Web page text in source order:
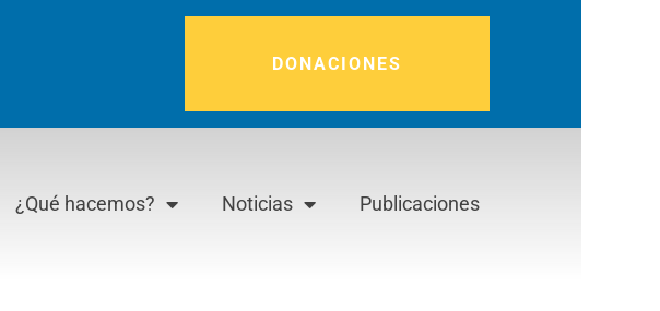
DONACIONES
¿Qué hacemos? Noticias Publicaciones